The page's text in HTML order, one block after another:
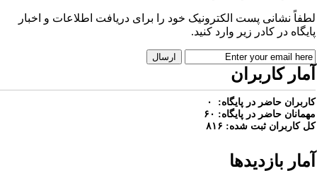
نشانی پست الکترونیک خود را برای دریافت اطلاعات و اخبار
در کادر زیر وارد کنید.
کاربران
حاضر در پایگاه: ۰
حاضر در پایگاه: ۶۰
کاربران ثبت شده: ۸۱۶
بازدیدها